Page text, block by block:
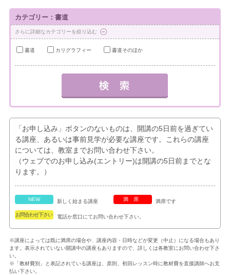
カテゴリー：書道
さらに詳細なカテゴリーを絞り込む
書道 カリグラフィー 書道そのほか
「お申し込み」ボタンのないものは、開講の5日前を過ぎてい
る講座、あるいは事前見学が必要な講座です。これらの講座
については、教室までお問い合わせ下さい。
（ウェブでのお申し込み(エントリー)は開講の5日前までとな
ります。）
NEW 新しく始まる講座 満席 満席です
お問合わせ下さい 電話か窓口にてお問い合わせ下さい。
※講座によっては既に満席の場合や、講座内容・日時などが変更（中止）になる場合もあり
ます。表示されていない開講中の講座もありますので、詳しくは各教室にお問い合わせ下さ
い。
※「教材費別」と表記されている講座は、原則、初回レッスン時に教材費を直接講師へお支
払い下さい。